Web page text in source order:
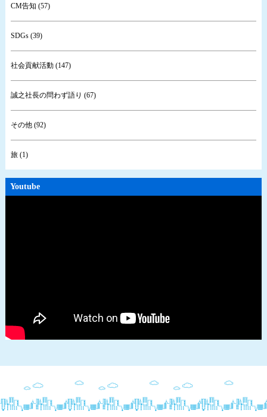
CM告知 (57)
SDGs (39)
社会貢献活動 (147)
誠之社長の問わず語り (67)
その他 (92)
旅 (1)
Youtube